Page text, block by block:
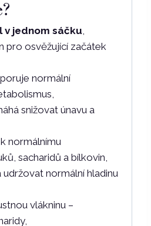
v jednom sáčku,
pro osvěžující začátek
normální
snižovat únavu a
normálnímu
sacharidů a bílkovin,
normální hladinu
vlákninu –